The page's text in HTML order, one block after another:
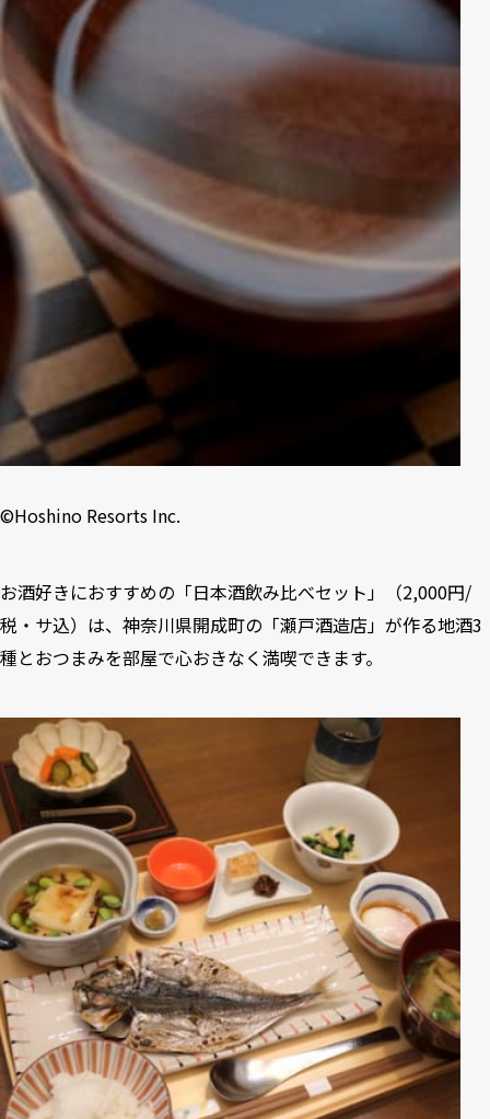
©Hoshino Resorts Inc.
お酒好きにおすすめの「日本酒飲み比べセット」（2,000円/
税・サ込）は、神奈川県開成町の「瀬戸酒造店」が作る地酒3
種とおつまみを部屋で心おきなく満喫できます。